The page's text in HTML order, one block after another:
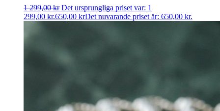
1 299,00kr Det ursprungliga priset var: 1
299,00 kr.650,00 krDet nuvarande priset är: 650,00 kr.